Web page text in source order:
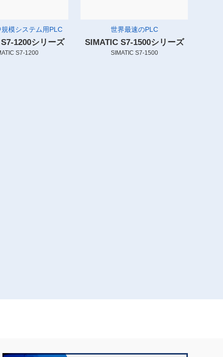
模システム用PLC
1200シリーズ
S7-1200
世界最速のPLC
SIMATIC S7-1500シリーズ
SIMATIC S7-1500